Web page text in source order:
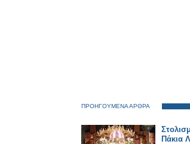
ΠΡΟΗΓΟΥΜΕΝΑ ΑΡΘΡΑ
Πάκια